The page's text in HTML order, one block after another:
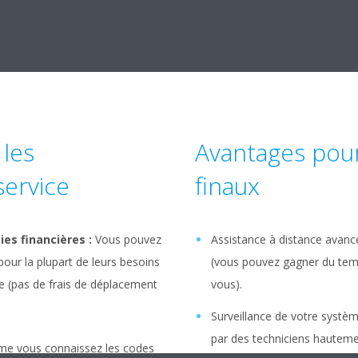
financières : Vous pouvez
la plupart de leurs besoins
(pas de frais de déplacement
vous connaissez les codes
Avantages
finaux
Assistance à distance
(vous pouvez gagner du
vous).
Surveillance de votre
par des techniciens